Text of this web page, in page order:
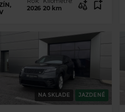
2026 20 km
NA SKLADE JAZDENÉ